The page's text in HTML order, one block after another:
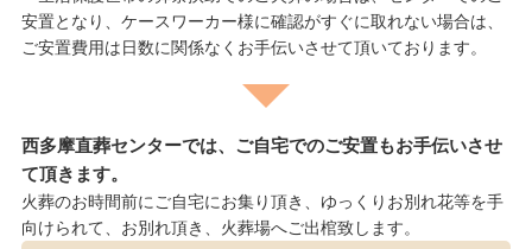
安置となり、ケースワーカー様に確認がすぐに取れない場合は、
ご安置費用は日数に関係なくお手伝いさせて頂いております。
西多摩直葬センターでは、ご自宅でのご安置もお手伝いさせ
て頂きます。
火葬のお時間前にご自宅にお集り頂き、ゆっくりお別れ花等を手
向けられて、お別れ頂き、火葬場へご出棺致します。